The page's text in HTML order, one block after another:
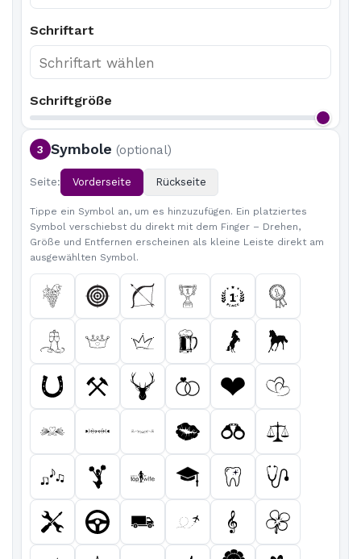
Schriftart
Schriftgröße
3 Symbole (optional)
Seite: Vorderseite Rückseite
Tippe ein Symbol an, um es hinzuzufügen. Ein platziertes
Symbol verschiebst du direkt mit dem Finger – Drehen,
Größe und Entfernen erscheinen als kleine Leiste direkt am
ausgewählten Symbol.